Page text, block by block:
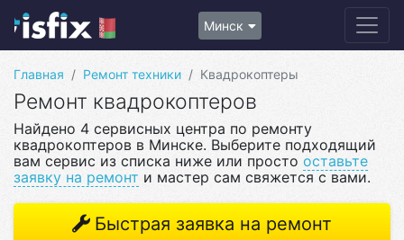
Минск
Главная Ремонт техники Квадрокоптеры
Ремонт квадрокоптеров
Найдено 4 сервисных центра по ремонту
квадрокоптеров в Минске. Выберите подходящий
вам сервис из списка ниже или просто оставьте
заявку на ремонт и мастер сам свяжется с вами.
Быстрая заявка на ремонт